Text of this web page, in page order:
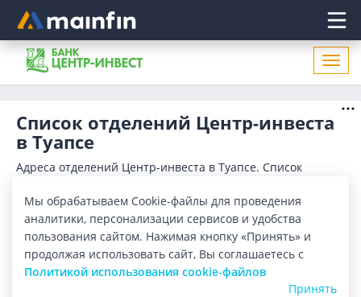
Главное меню
Список отделений Центр-инвеста
в Туапсе
Адреса отделений Центр-инвеста в Туапсе. Список
Туапсе по адресу, названию. Часы работы, телефоны,
контактные данные.
Показать весь
Отделения
Банкоматы
Все банки Карта
Мы обрабатываем Cookie-файлы для проведения
аналитики, персонализации сервисов и удобства
пользования сайтом. Нажимая кнопку «Принять» и
продолжая использовать сайт, Вы соглашаетесь с
Политикой использования cookie-файлов
Принять